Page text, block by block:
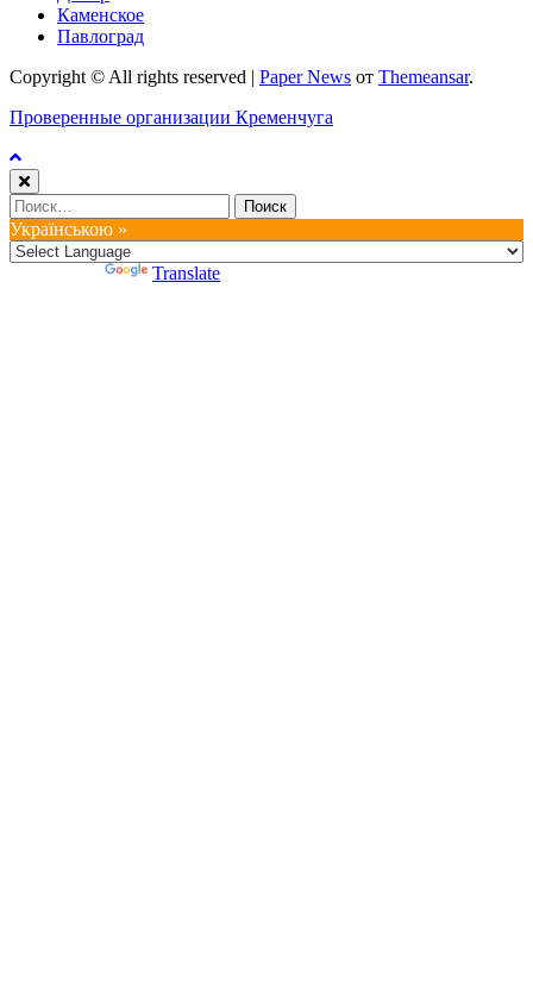
Каменское
Павлоград
Copyright © All rights reserved | Paper News от Themeansar.
Проверенные организации Кременчуга
Найти:
Українською »
Translate